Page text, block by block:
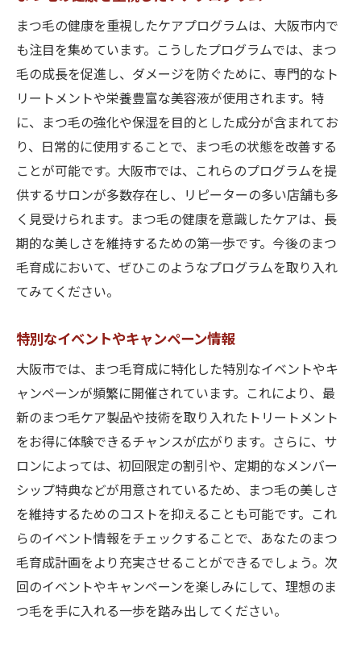
まつ毛の健康を重視したケアプログラムは、大阪市内で
も注目を集めています。こうしたプログラムでは、まつ
毛の成長を促進し、ダメージを防ぐために、専門的なト
リートメントや栄養豊富な美容液が使用されます。特
に、まつ毛の強化や保湿を目的とした成分が含まれてお
り、日常的に使用することで、まつ毛の状態を改善する
ことが可能です。大阪市では、これらのプログラムを提
供するサロンが多数存在し、リピーターの多い店舗も多
く見受けられます。まつ毛の健康を意識したケアは、長
期的な美しさを維持するための第一歩です。今後のまつ
毛育成において、ぜひこのようなプログラムを取り入れ
てみてください。
特別なイベントやキャンペーン情報
大阪市では、まつ毛育成に特化した特別なイベントやキ
ャンペーンが頻繁に開催されています。これにより、最
新のまつ毛ケア製品や技術を取り入れたトリートメント
をお得に体験できるチャンスが広がります。さらに、サ
ロンによっては、初回限定の割引や、定期的なメンバー
シップ特典などが用意されているため、まつ毛の美しさ
を維持するためのコストを抑えることも可能です。これ
らのイベント情報をチェックすることで、あなたのまつ
毛育成計画をより充実させることができるでしょう。次
回のイベントやキャンペーンを楽しみにして、理想のま
つ毛を手に入れる一歩を踏み出してください。